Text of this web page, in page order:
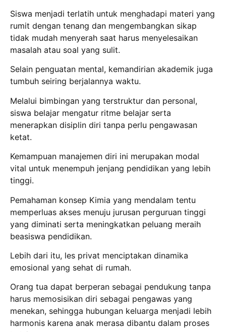
Siswa menjadi terlatih untuk menghadapi materi yang
rumit dengan tenang dan mengembangkan sikap
tidak mudah menyerah saat harus menyelesaikan
masalah atau soal yang sulit.
Selain penguatan mental, kemandirian akademik juga
tumbuh seiring berjalannya waktu.
Melalui bimbingan yang terstruktur dan personal,
siswa belajar mengatur ritme belajar serta
menerapkan disiplin diri tanpa perlu pengawasan
ketat.
Kemampuan manajemen diri ini merupakan modal
vital untuk menempuh jenjang pendidikan yang lebih
tinggi.
Pemahaman konsep Kimia yang mendalam tentu
memperluas akses menuju jurusan perguruan tinggi
yang diminati serta meningkatkan peluang meraih
beasiswa pendidikan.
Lebih dari itu, les privat menciptakan dinamika
emosional yang sehat di rumah.
Orang tua dapat berperan sebagai pendukung tanpa
harus memosisikan diri sebagai pengawas yang
menekan, sehingga hubungan keluarga menjadi lebih
harmonis karena anak merasa dibantu dalam proses